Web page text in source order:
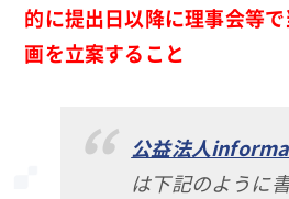
的に提出日以降に理事会等
画を立案すること
公益法人
は下記のように